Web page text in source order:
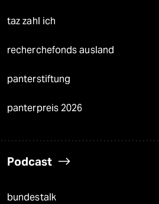
taz zahl ich
recherchefonds ausland
panterstiftung
panterpreis 2026
Podcast
bundestalk